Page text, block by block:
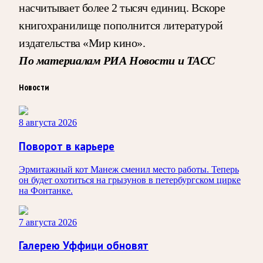
насчитывает более 2 тысяч единиц. Вскоре
книгохранилище пополнится литературой
издательства «Мир кино».
По материалам РИА Новости и ТАСС
Новости
8 августа 2026
Поворот в карьере
Эрмитажный кот Манеж сменил место работы. Теперь
он будет охотиться на грызунов в петербургском цирке
на Фонтанке.
7 августа 2026
Галерею Уффици обновят